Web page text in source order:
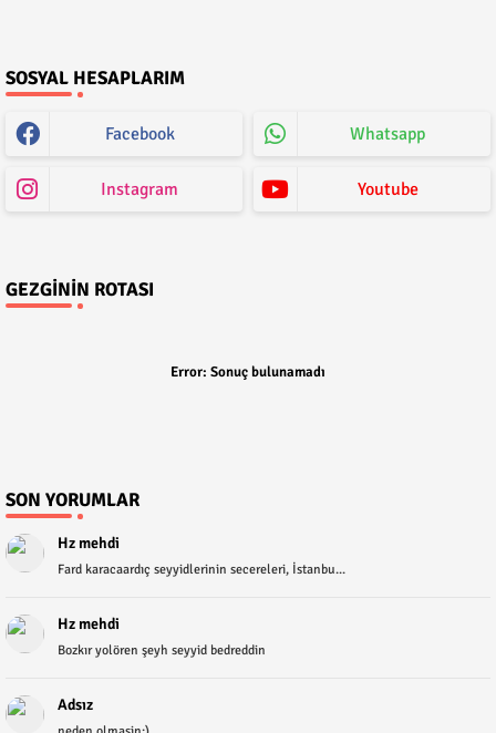
SOSYAL HESAPLARIM
Facebook Whatsapp
Instagram Youtube
GEZGININ ROTASI
Error: Sonuç bulunamadı
SON YORUMLAR
Hz mehdi
Fard karacaardıç seyyidlerinin secereleri, İstanbu...
Hz mehdi
Bozkır yolören şeyh seyyid bedreddin
Adsız